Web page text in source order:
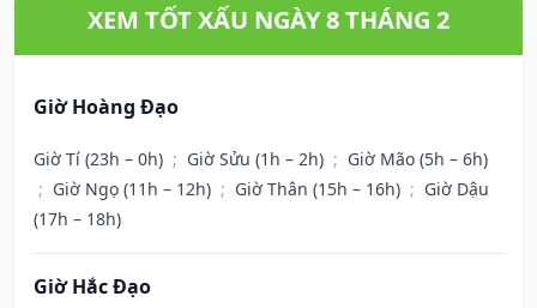
XEM TỐT XẤU NGÀY 8 THÁNG 2
Giờ Hoàng Đạo
Giờ Tí (23h – 0h) ; Giờ Sửu (1h – 2h) ; Giờ Mão (5h – 6h)
; Giờ Ngọ (11h – 12h) ; Giờ Thân (15h – 16h) ; Giờ Dậu
(17h – 18h)
Giờ Hắc Đạo